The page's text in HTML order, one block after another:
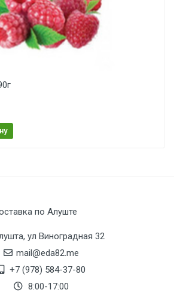
по Алуште
ул Виноградная 32
mail@eda82.me
+7 (978) 584-37-80
8:00-17:00